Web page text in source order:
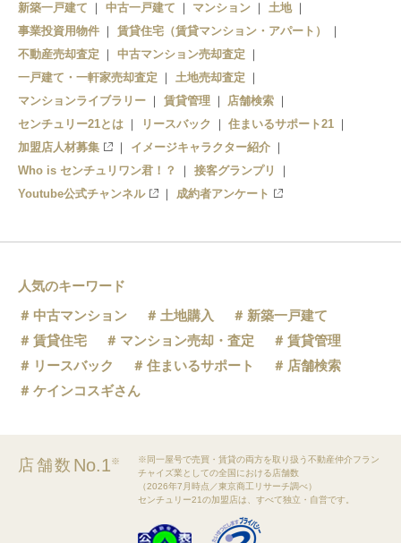
新築一戸建て 中古一戸建て マンション
土地
事業投資用物件
賃貸住宅（賃貸マンション・アパート）
不動産売却査定
中古マンション売却査定
一戸建て・一軒家売却査定
土地売却査定
マンションライブラリー
賃貸管理
店舗検索
センチュリー21とは
リースバック
住まいるサポート21
加盟店人材募集
イメージキャラクター紹介
Who is センチュリワン君！？
接客グランプリ
Youtube公式チャンネル
成約者アンケート
人気のキーワード
中古マンション
土地購入
新築一戸建て
賃貸住宅
マンション売却・査定
賃貸管理
リースバック
住まいるサポート
店舗検索
ケインコスギさん
店舗数 No.1※
※同一屋号で売買・賃貸の両方を取り扱う不動産仲介フラン
チャイズ業としての全国における店舗数
（2026年7月時点／東京商工リサーチ調べ）
センチュリー21の加盟店は、すべて独立・自営です。